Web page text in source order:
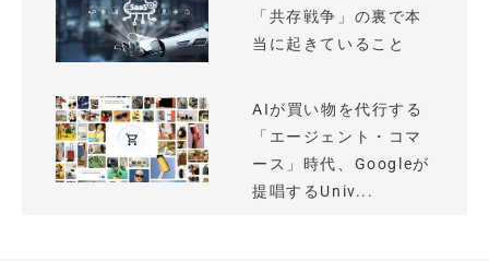
「共存戦争」の裏で本
当に起きていること
AIが買い物を代行する
「エージェント・コマ
ース」時代、Googleが
提唱するUniv...